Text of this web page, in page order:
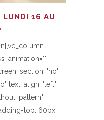
LUNDI 16 AU
text_align="left"
top: 60px